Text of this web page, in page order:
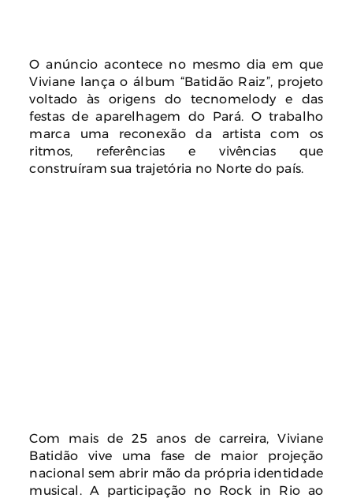
O anúncio acontece no mesmo dia em que
Viviane lança o álbum “Batidão Raiz”, projeto
voltado às origens do tecnomelody e das
festas de aparelhagem do Pará. O trabalho
marca uma reconexão da artista com os
ritmos, referências e vivências que
construíram sua trajetória no Norte do país.
Com mais de 25 anos de carreira, Viviane
Batidão vive uma fase de maior projeção
nacional sem abrir mão da própria identidade
musical. A participação no Rock in Rio ao